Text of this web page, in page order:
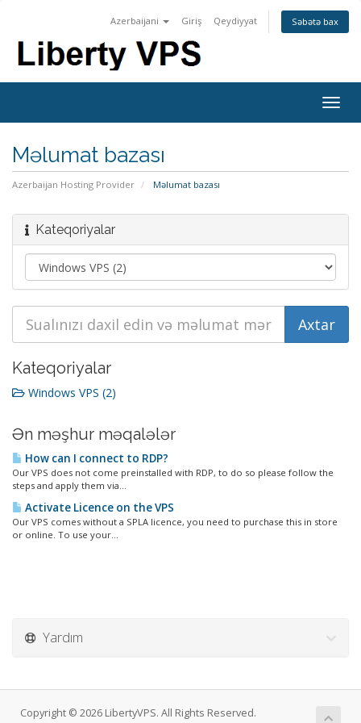
Azerbaijani Giriş Qeydiyyat Səbətə bax
Məlumat bazası
Azerbaijan Hosting Provider Məlumat bazası
Kateqoriyalar
Kateqoriyalar
Windows VPS (2)
Ən məşhur məqalələr
How can I connect to RDP?
Our VPS does not come preinstalled with RDP, to do so please follow the
steps and apply them via...
Activate Licence on the VPS
Our VPS comes without a SPLA licence, you need to purchase this in store
or online. To use your...
Yardım
Copyright © 2026 LibertyVPS. All Rights Reserved.